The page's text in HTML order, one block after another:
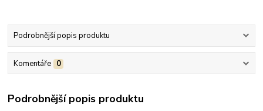
Podrobnější popis produktu
Komentáře 0
Podrobnější popis produktu